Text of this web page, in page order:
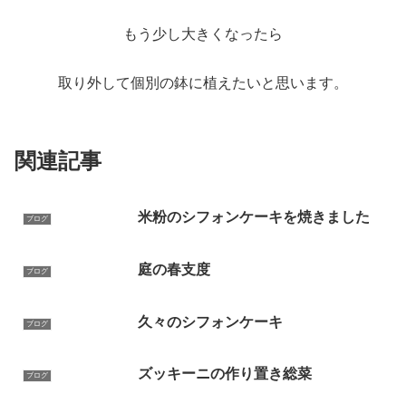
もう少し大きくなったら
取り外して個別の鉢に植えたいと思います。
関連記事
ブログ 米粉のシフォンケーキを焼きました
ブログ 庭の春支度
ブログ 久々のシフォンケーキ
ブログ ズッキーニの作り置き総菜